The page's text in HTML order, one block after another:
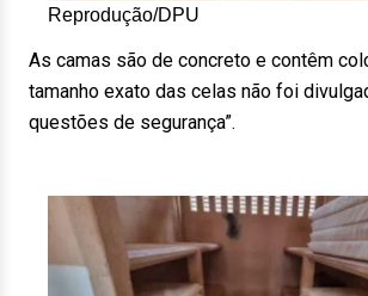
Reprodução/DPU
As camas são de concreto e contêm
tamanho exato das celas não foi
questões de segurança”.